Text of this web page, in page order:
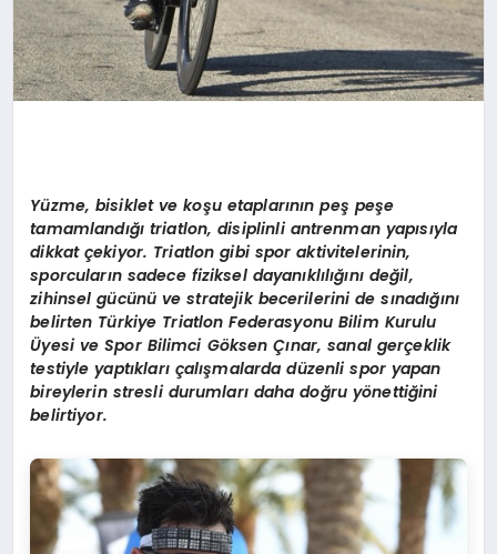
Yüzme, bisiklet ve koşu etaplarının peş peşe
tamamlandığı triatlon, disiplinli antrenman yapısıyla
dikkat çekiyor. Triatlon gibi spor aktivitelerinin,
sporcuların sadece fiziksel dayanıklılığını değil,
zihinsel gücünü ve stratejik becerilerini de sınadığını
belirten Türkiye Triatlon Federasyonu Bilim Kurulu
Üyesi ve Spor Bilimci Göksen Çınar, sanal gerçeklik
testiyle yaptıkları çalışmalarda düzenli spor yapan
bireylerin stresli durumları daha doğru yönettiğini
belirtiyor.